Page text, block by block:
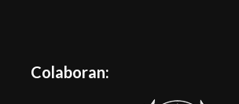
Colaboran: